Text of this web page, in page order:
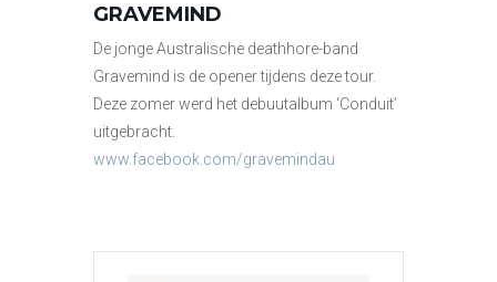
GRAVEMIND
De jonge Australische deathhore-band
Gravemind is de opener tijdens deze tour.
Deze zomer werd het debuutalbum ‘Conduit’
uitgebracht.
www.facebook.com/gravemindau